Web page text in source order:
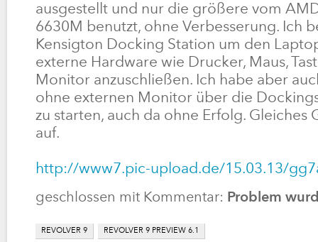
ausgestellt und nur die größere vom
6630M benutzt, ohne Verbesserung. Ich
Kensigton Docking Station um den
externe Hardware wie Drucker, Maus,
Monitor anzuschließen. Ich habe aber
ohne externen Monitor über die
zu starten, auch da ohne Erfolg. Gleiches
auf.
http://www7.pic-upload.de/15.03.13/
geschlossen mit Kommentar: Problem
REVOLVER 9 REVOLVER 9 PREVIEW 6.1